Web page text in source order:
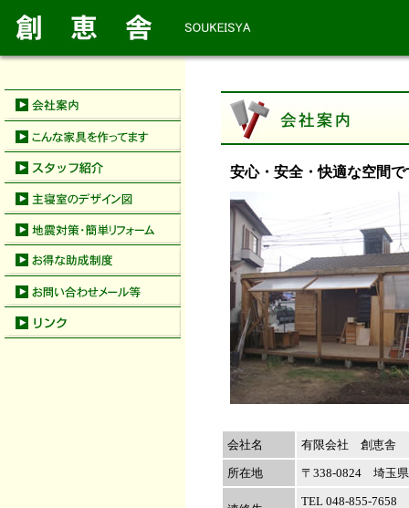
安心・安全・快適な空間
会社名 有限会社 創恵舎
所在地 〒338‐0824 埼玉
TEL 048-855-7658